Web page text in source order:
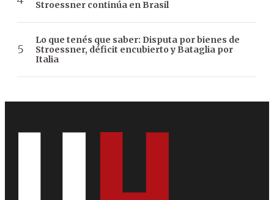
Stroessner continúa en Brasil
Lo que tenés que saber: Disputa por bienes de
Stroessner, déficit encubierto y Bataglia por
Italia